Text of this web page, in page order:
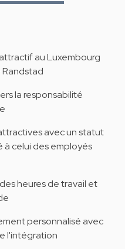
au Luxembourg
Randstad
la responsabilité
avec un statut
à celui des employés
heures de travail et
personnalisé avec
l'intégration